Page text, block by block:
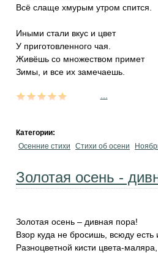
Всё слаще хмурым утром спится.
Иными стали вкус и цвет
У приготовленного чая.
Живёшь со множеством примет
Зимы, и все их замечаешь.
Категории:
Осенние стихи
Стихи об осени
Золотая осень -
Золотая осень – дивная пора!
Взор куда не бросишь, всюду есть
Разноцветной кисти цвета-маляра,